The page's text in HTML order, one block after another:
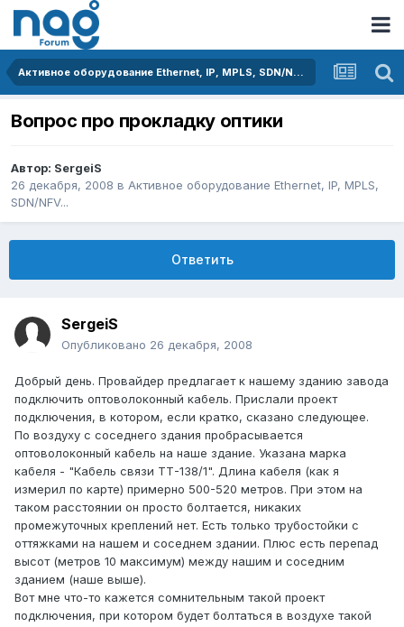
Активное оборудование Ethernet, IP, MPLS, SDN/NFV...
Вопрос про прокладку оптики
Автор: SergeiS
26 декабря, 2008 в Активное оборудование Ethernet, IP, MPLS,
SDN/NFV...
Ответить
SergeiS
Опубликовано 26 декабря, 2008
Добрый день. Провайдер предлагает к нашему зданию завода
подключить оптоволоконный кабель. Прислали проект
подключения, в котором, если кратко, сказано следующее.
По воздуху с соседнего здания пробрасывается
оптоволоконный кабель на наше здание. Указана марка
кабеля - "Кабель связи ТТ-138/1". Длина кабеля (как я
измерил по карте) примерно 500-520 метров. При этом на
таком расстоянии он просто болтается, никаких
промежуточных креплений нет. Есть только трубостойки с
оттяжками на нашем и соседнем здании. Плюс есть перепад
высот (метров 10 максимум) между нашим и соседним
зданием (наше выше).
Вот мне что-то кажется сомнительным такой проект
подключения, при котором будет болтаться в воздухе такой